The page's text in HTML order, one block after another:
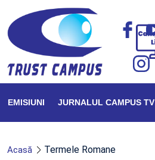
EMISIUNI JURNALUL CAMPUS TV
Acasă Termele Romane